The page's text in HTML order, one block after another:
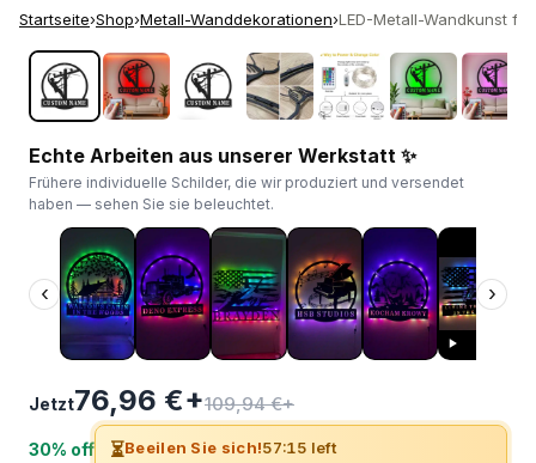
Startseite›Shop›Metall-Wanddekorationen›LED-Metall-Wandkunst
‹ ›
Echte Arbeiten aus unserer Werkstatt ✨
Frühere individuelle Schilder, die wir produziert und versendet
haben — sehen Sie sie beleuchtet.
‹ ›
Jetzt76,96 €+109,94 €+
30% off ⏳Beeilen Sie sich!57:15 left